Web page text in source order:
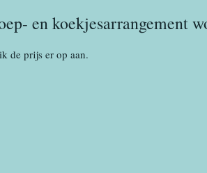
en koekjesarrangement
de prijs er op aan.